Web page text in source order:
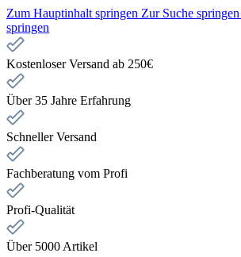
Zum Hauptinhalt springen Zur Suche springen
springen
Kostenloser Versand ab 250€
Über 35 Jahre Erfahrung
Schneller Versand
Fachberatung vom Profi
Profi-Qualität
Über 5000 Artikel